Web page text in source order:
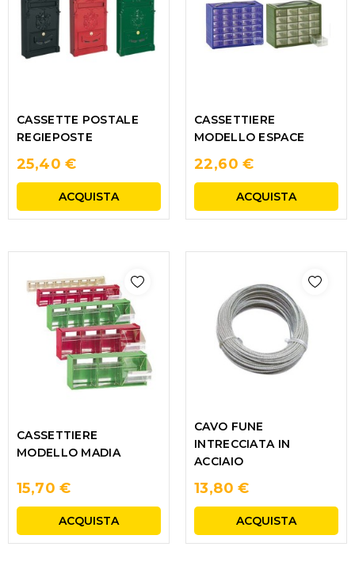
CASSETTE POSTALE
REGIEPOSTE
25,40 €
ACQUISTA
CASSETTIERE
MODELLO ESPACE
22,60 €
ACQUISTA
CASSETTIERE
MODELLO MADIA
15,70 €
ACQUISTA
CAVO FUNE
INTRECCIATA IN
ACCIAIO
13,80 €
ACQUISTA